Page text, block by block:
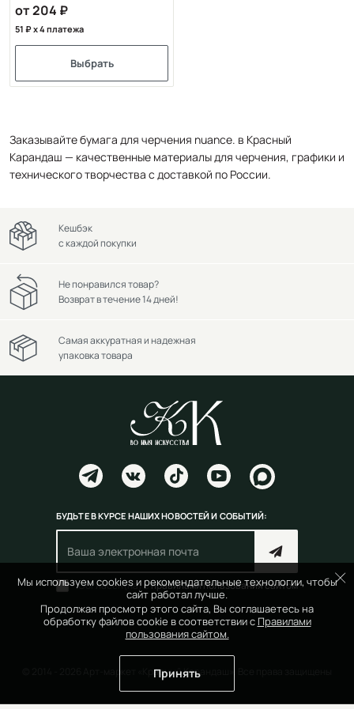
от 204
51 x 4 платежа
Выбрать
Заказывайте бумага для черчения nuance. в Красный
Карандаш — качественные материалы для черчения, графики и
технического творчества с доставкой по России.
Мы используем cookies и рекомендательные технологии, чтобы
сайт работал лучше.
Продолжая просмотр этого сайта, Вы соглашаетесь на
обработку файлов cookie в соответствии с Правилами
пользования сайтом.
Принять
Кешбэк
с каждой покупки
Не понравился товар?
Возврат в течение 14 дней!
Самая аккуратная и надежная
упаковка товара
БУДЬТЕ В КУРСЕ НАШИХ НОВОСТЕЙ И СОБЫТИЙ:
Согласен(на) справилами пользования сайтом
© 2014 - 2026 Арт-маркет «Красный Карандаш». Все права защищены